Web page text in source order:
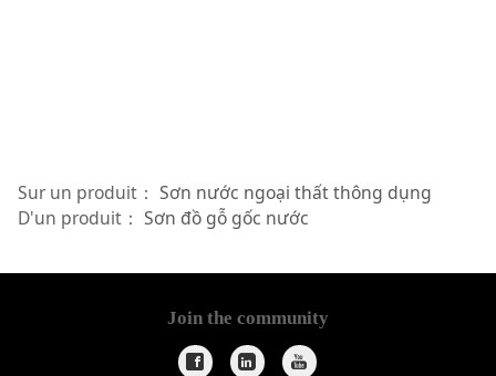
Sur un produit： Sơn nước ngoại thất thông dụng
D'un produit： Sơn đồ gỗ gốc nước
Join the community